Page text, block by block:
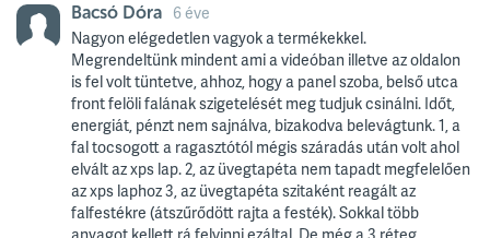
Bacsó Dóra 6 éve
Nagyon elégedetlen vagyok a termékekkel.
Megrendeltünk mindent ami a videóban illetve az oldalon
is fel volt tüntetve, ahhoz, hogy a panel szoba, belső utca
front felöli falának szigetelését meg tudjuk csinálni. Időt,
energiát, pénzt nem sajnálva, bizakodva belevágtunk. 1, a
fal tocsogott a ragasztótól mégis száradás után volt ahol
elvált az xps lap. 2, az üvegtapéta nem tapadt megfelelően
az xps laphoz 3, az üvegtapéta szitaként reagált az
falfestékre (átszűrődött rajta a festék). Sokkal több